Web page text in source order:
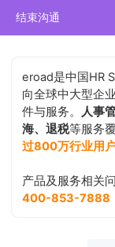
结束沟通
eroad是中国HR
向全球中大型企
件与服务。
人事
海、退税等服务
过800万行业用户
产品及服务相关
400-853-7888